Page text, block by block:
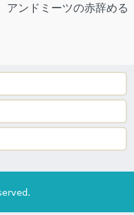
アンドミーツの赤辞める